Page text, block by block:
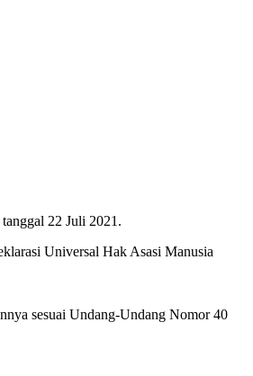
22 Juli 2021.
Universal Hak Asasi Manusia
sesuai Undang-Undang Nomor 40